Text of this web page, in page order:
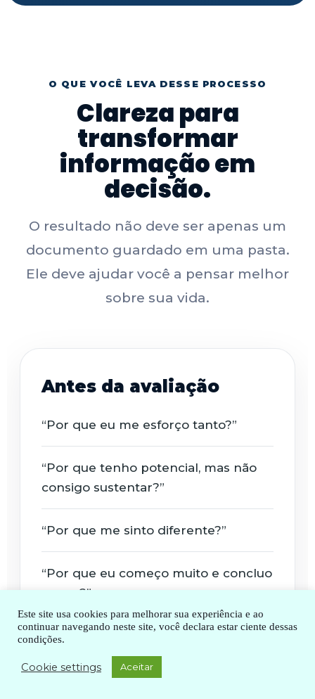
O QUE VOCÊ LEVA DESSE PROCESSO
Clareza para
transformar
informação em
decisão.
O resultado não deve ser apenas um
documento guardado em uma pasta.
Ele deve ajudar você a pensar melhor
sobre sua vida.
Antes da avaliação
“Por que eu me esforço tanto?”
“Por que tenho potencial, mas não
consigo sustentar?”
“Por que me sinto diferente?”
“Por que eu começo muito e concluo
pouco?”
“Será que existe algo errado
Este site usa cookies para melhorar sua experiência e ao
continuar navegando neste site, você declara estar ciente dessas
condições.
Cookie settings Aceitar